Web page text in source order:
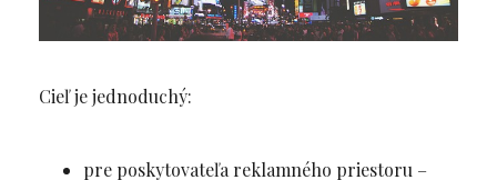
Cieľ je jednoduchý:
pre poskytovateľa reklamného priestoru –